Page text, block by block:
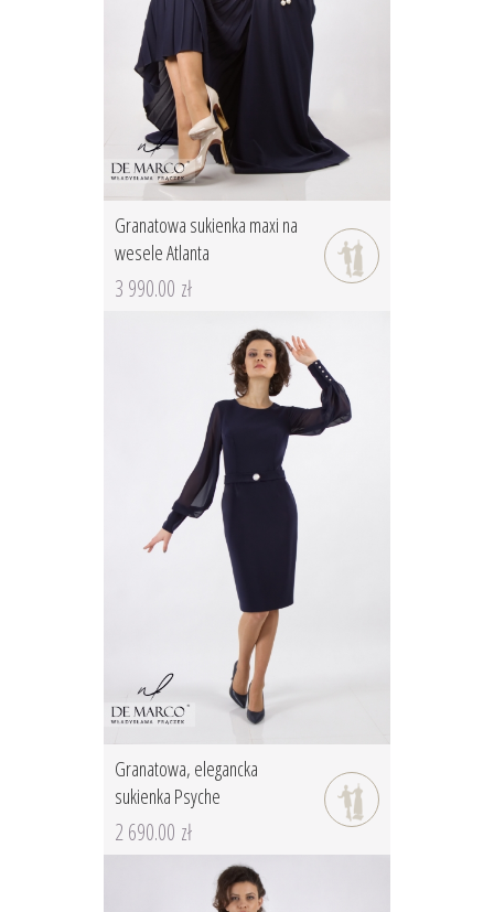
Granatowa sukienka maxi na
wesele Atlanta
3 990.00 zł
Granatowa, elegancka
sukienka Psyche
2 690.00 zł